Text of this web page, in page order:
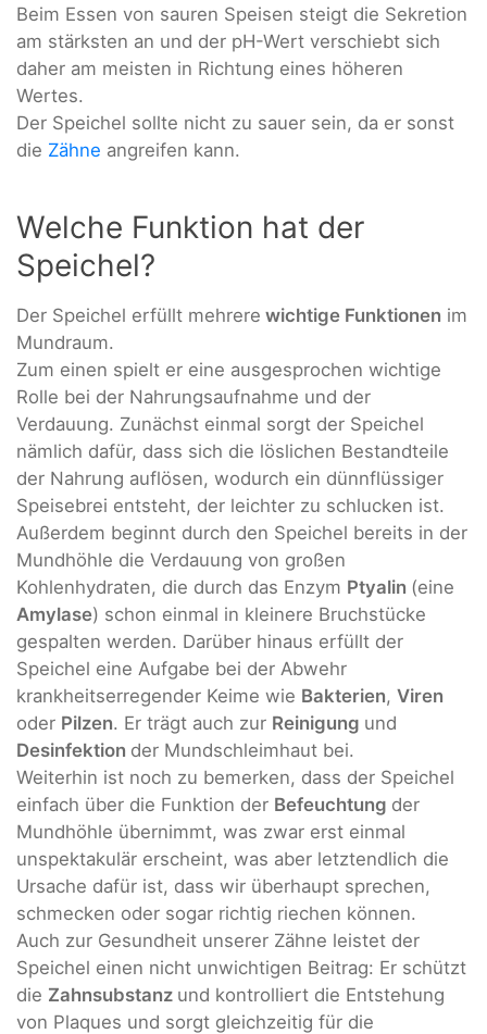
Beim Essen von sauren Speisen steigt die Sekretion
am stärksten an und der pH-Wert verschiebt sich
daher am meisten in Richtung eines höheren
Wertes.
Der Speichel sollte nicht zu sauer sein, da er sonst
die Zähne angreifen kann.
Welche Funktion hat der
Speichel?
Der Speichel erfüllt mehrere wichtige Funktionen im
Mundraum.
Zum einen spielt er eine ausgesprochen wichtige
Rolle bei der Nahrungsaufnahme und der
Verdauung. Zunächst einmal sorgt der Speichel
nämlich dafür, dass sich die löslichen Bestandteile
der Nahrung auflösen, wodurch ein dünnflüssiger
Speisebrei entsteht, der leichter zu schlucken ist.
Außerdem beginnt durch den Speichel bereits in der
Mundhöhle die Verdauung von großen
Kohlenhydraten, die durch das Enzym Ptyalin (eine
Amylase) schon einmal in kleinere Bruchstücke
gespalten werden. Darüber hinaus erfüllt der
Speichel eine Aufgabe bei der Abwehr
krankheitserregender Keime wie Bakterien, Viren
oder Pilzen. Er trägt auch zur Reinigung und
Desinfektion der Mundschleimhaut bei.
Weiterhin ist noch zu bemerken, dass der Speichel
einfach über die Funktion der Befeuchtung der
Mundhöhle übernimmt, was zwar erst einmal
unspektakulär erscheint, was aber letztendlich die
Ursache dafür ist, dass wir überhaupt sprechen,
schmecken oder sogar richtig riechen können.
Auch zur Gesundheit unserer Zähne leistet der
Speichel einen nicht unwichtigen Beitrag: Er schützt
die Zahnsubstanz und kontrolliert die Entstehung
von Plaques und sorgt gleichzeitig für die